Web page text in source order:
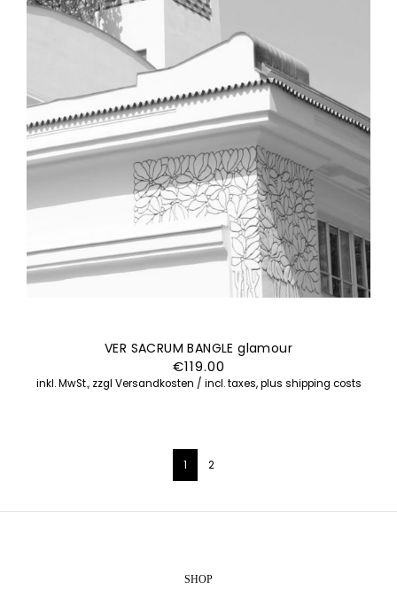
VER SACRUM BANGLE glamour
€119.00
inkl. MwSt., zzgl Versandkosten / incl. taxes, plus shipping costs
1 2
SHOP